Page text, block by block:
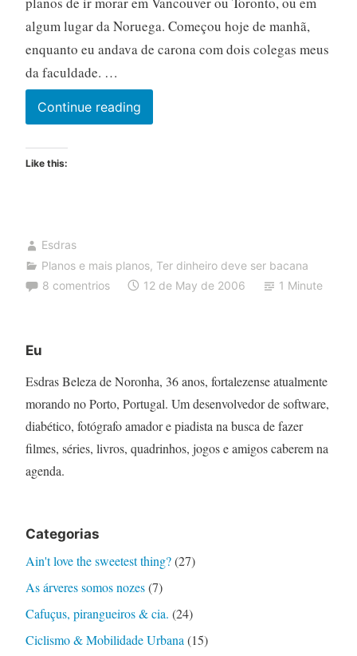
algum lugar da Noruega. Começou hoje de manhã,
enquanto eu andava de carona com dois colegas meus
da faculdade. …
Continue readingDa
série
cabeça
nas
morar
exterior
Like this:
Esdras
Planos e mais planos, Ter dinheiro deve ser bacana
8 comentrios
12 de May de 2006 1 Minute
Eu
Esdras Beleza de Noronha, 36 anos, fortalezense atualmente
morando no Porto, Portugal. Um desenvolvedor de software,
diabético, fotógrafo amador e piadista na busca de fazer
filmes, séries, livros, quadrinhos, jogos e amigos caberem na
agenda.
Categorias
Ain't love the sweetest thing?(27)
As árveres somos nozes(7)
Cafuçus, pirangueiros & cia. (24)
Ciclismo & Mobilidade Urbana (15)